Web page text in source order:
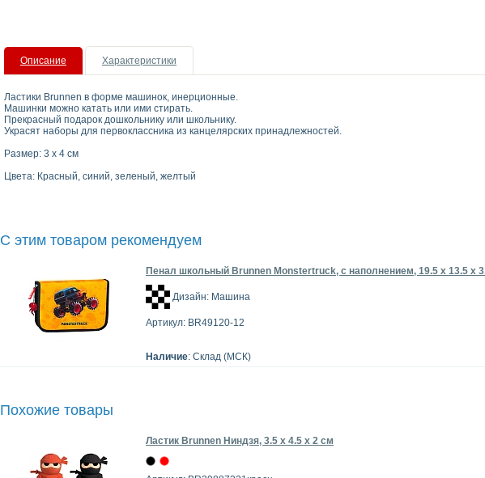
Описание Характеристики
Ластики Brunnen в форме машинок, инерционные.
Машинки можно катать или ими стирать.
Прекрасный подарок дошкольнику или школьнику.
Украсят наборы для первоклассника из канцелярских принадлежностей.
Размер: 3 х 4 см
Цвета: Красный, синий, зеленый, желтый
С этим товаром рекомендуем
Пенал школьный Brunnen Monstertruck, с наполнением, 19.5 х 13.5 х
Дизайн: Машина
Артикул: BR49120-12
Наличие: Склад (МСК)
Похожие товары
Ластик Brunnen Ниндзя, 3.5 х 4.5 х 2 см